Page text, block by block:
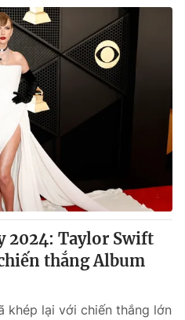
2024: Taylor Swift
thắng Album
khép lại với chiến thắng lớn